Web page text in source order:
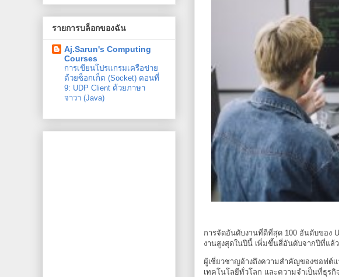
การจัดอันดับงานที่ดีที่สุด 100 อันดับของ
งานสูงสุดในปีนี้ เพิ่มขึ้นสี่อันดับจากปีที่แล้ว
ผู้เชี่ยวชาญอ้างถึงความสำคัญของซอฟต์
เทคโนโลยีทั่วโลก และความจำเป็นที่ธุร
รายการบล็อกของฉัน
Aj.Sarun's Computing
Courses
การเขียนโปรแกรมเครือข่าย
ด้วยซ็อกเก็ต (Socket) ตอนที่
9: UDP Client ด้วยภาษา
จาวา (Java)